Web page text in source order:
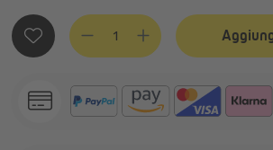
Quantità del prodotto: inserisci la